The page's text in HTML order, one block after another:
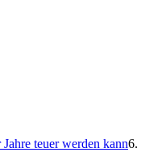
teuer werden kann6.